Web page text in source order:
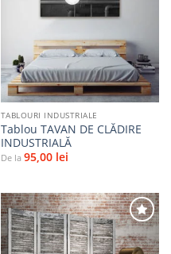
Adaugă
TABLOURI INDUSTRIALE
Tablou TAVAN DE CLĂDIRE
INDUSTRIALĂ
De la 95,00 lei